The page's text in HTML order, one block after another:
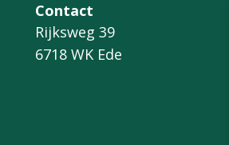
Contact
Rijksweg 39
6718 WK Ede
CLT panelen